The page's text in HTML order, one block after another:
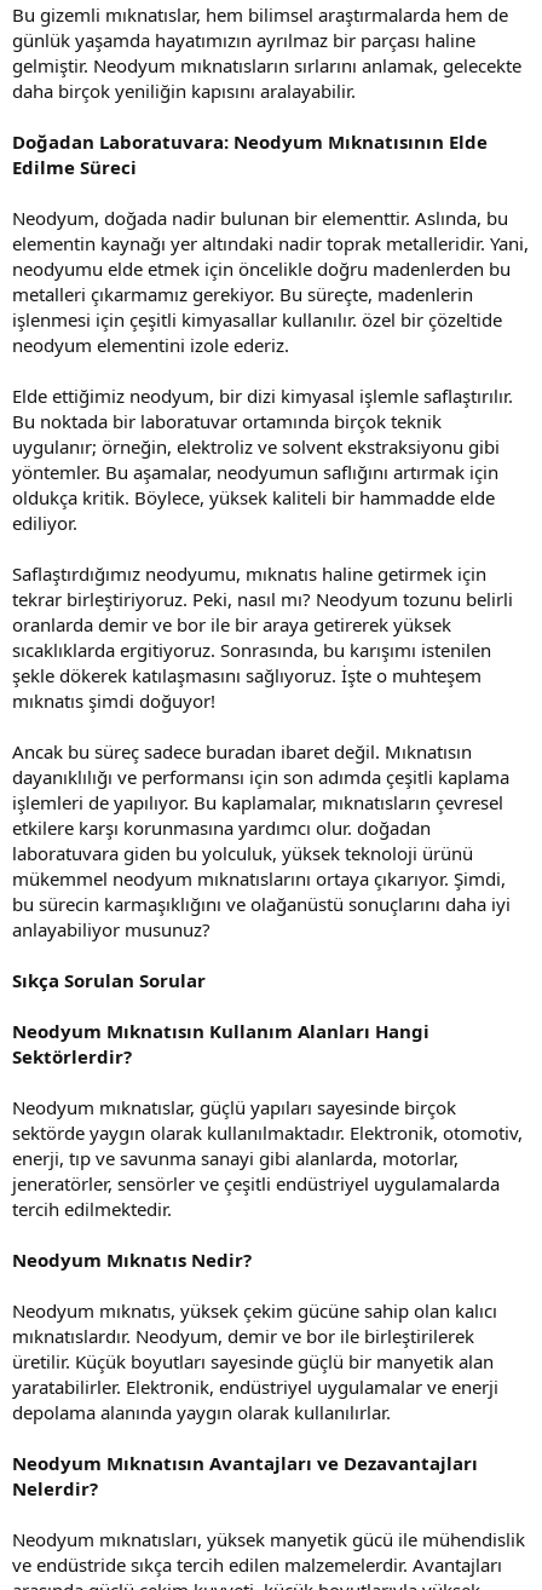
Bu gizemli mıknatıslar, hem bilimsel araştırmalarda hem de
günlük yaşamda hayatımızın ayrılmaz bir parçası haline
gelmiştir. Neodyum mıknatısların sırlarını anlamak, gelecekte
daha birçok yeniliğin kapısını aralayabilir.
Doğadan Laboratuvara: Neodyum Mıknatısının Elde
Edilme Süreci
Neodyum, doğada nadir bulunan bir elementtir. Aslında, bu
elementin kaynağı yer altındaki nadir toprak metalleridir. Yani,
neodyumu elde etmek için öncelikle doğru madenlerden bu
metalleri çıkarmamız gerekiyor. Bu süreçte, madenlerin
işlenmesi için çeşitli kimyasallar kullanılır. özel bir çözeltide
neodyum elementini izole ederiz.
Elde ettiğimiz neodyum, bir dizi kimyasal işlemle saflaştırılır.
Bu noktada bir laboratuvar ortamında birçok teknik
uygulanır; örneğin, elektroliz ve solvent ekstraksiyonu gibi
yöntemler. Bu aşamalar, neodyumun saflığını artırmak için
oldukça kritik. Böylece, yüksek kaliteli bir hammadde elde
ediliyor.
Saflaştırdığımız neodyumu, mıknatıs haline getirmek için
tekrar birleştiriyoruz. Peki, nasıl mı? Neodyum tozunu belirli
oranlarda demir ve bor ile bir araya getirerek yüksek
sıcaklıklarda ergitiyoruz. Sonrasında, bu karışımı istenilen
şekle dökerek katılaşmasını sağlıyoruz. İşte o muhteşem
mıknatıs şimdi doğuyor!
Ancak bu süreç sadece buradan ibaret değil. Mıknatısın
dayanıklılığı ve performansı için son adımda çeşitli kaplama
işlemleri de yapılıyor. Bu kaplamalar, mıknatısların çevresel
etkilere karşı korunmasına yardımcı olur. doğadan
laboratuvara giden bu yolculuk, yüksek teknoloji ürünü
mükemmel neodyum mıknatıslarını ortaya çıkarıyor. Şimdi,
bu sürecin karmaşıklığını ve olağanüstü sonuçlarını daha iyi
anlayabiliyor musunuz?
Sıkça Sorulan Sorular
Neodyum Mıknatısın Kullanım Alanları Hangi
Sektörlerdir?
Neodyum mıknatıslar, güçlü yapıları sayesinde birçok
sektörde yaygın olarak kullanılmaktadır. Elektronik, otomotiv,
enerji, tıp ve savunma sanayi gibi alanlarda, motorlar,
jeneratörler, sensörler ve çeşitli endüstriyel uygulamalarda
tercih edilmektedir.
Neodyum Mıknatıs Nedir?
Neodyum mıknatıs, yüksek çekim gücüne sahip olan kalıcı
mıknatıslardır. Neodyum, demir ve bor ile birleştirilerek
üretilir. Küçük boyutları sayesinde güçlü bir manyetik alan
yaratabilirler. Elektronik, endüstriyel uygulamalar ve enerji
depolama alanında yaygın olarak kullanılırlar.
Neodyum Mıknatısın Avantajları ve Dezavantajları
Nelerdir?
Neodyum mıknatısları, yüksek manyetik gücü ile mühendislik
ve endüstride sıkça tercih edilen malzemelerdir. Avantajları